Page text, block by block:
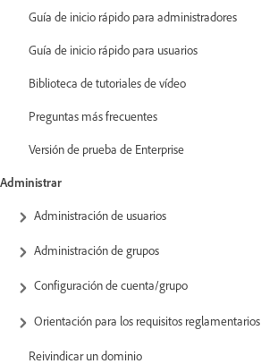
Guía de inicio rápido para administradores
Guía de inicio rápido para usuarios
Biblioteca de tutoriales de vídeo
Preguntas más frecuentes
Versión de prueba de Enterprise
Administrar
Administración de usuarios
Administración de grupos
Configuración de cuenta/grupo
Orientación para los requisitos reglamentarios
Reivindicar un dominio